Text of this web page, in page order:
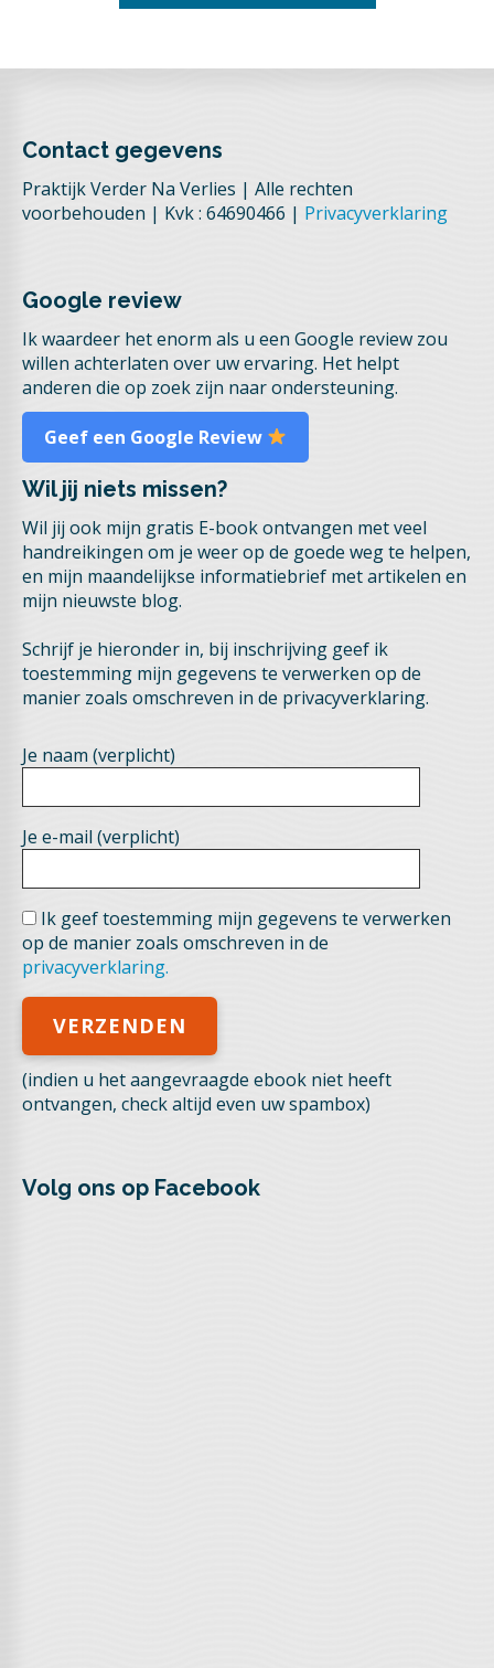
Contact gegevens
Praktijk Verder Na Verlies | Alle rechten
voorbehouden | Kvk : 64690466 | Privacyverklaring
Google review
Ik waardeer het enorm als u een Google review zou
willen achterlaten over uw ervaring. Het helpt
anderen die op zoek zijn naar ondersteuning.
Geef een Google Review
Wil jij niets missen?
Wil jij ook mijn gratis E-book ontvangen met veel
handreikingen om je weer op de goede weg te helpen,
en mijn maandelijkse informatiebrief met artikelen en
mijn nieuwste blog.
Schrijf je hieronder in, bij inschrijving geef ik
toestemming mijn gegevens te verwerken op de
manier zoals omschreven in de privacyverklaring.
Je naam (verplicht)
Je e-mail (verplicht)
Ik geef toestemming mijn gegevens te verwerken
op de manier zoals omschreven in de
privacyverklaring.
(indien u het aangevraagde ebook niet heeft
ontvangen, check altijd even uw spambox)
Volg ons op Facebook